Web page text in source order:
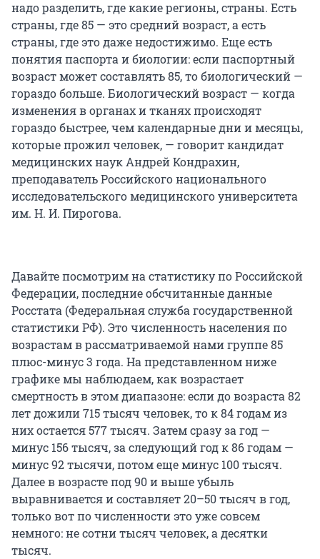
надо разделить, где какие регионы, страны. Есть
страны, где 85 — это средний возраст, а есть
страны, где это даже недостижимо. Еще есть
понятия паспорта и биологии: если паспортный
возраст может составлять 85, то биологический —
гораздо больше. Биологический возраст — когда
изменения в органах и тканях происходят
гораздо быстрее, чем календарные дни и месяцы,
которые прожил человек, — говорит кандидат
медицинских наук Андрей Кондрахин,
преподаватель Российского национального
исследовательского медицинского университета
им. Н. И. Пирогова.
Давайте посмотрим на статистику по Российской
Федерации, последние обсчитанные данные
Росстата (Федеральная служба государственной
статистики РФ). Это численность населения по
возрастам в рассматриваемой нами группе 85
плюс-минус 3 года. На представленном ниже
графике мы наблюдаем, как возрастает
смертность в этом диапазоне: если до возраста 82
лет дожили 715 тысяч человек, то к 84 годам из
них остается 577 тысяч. Затем сразу за год —
минус 156 тысяч, за следующий год к 86 годам —
минус 92 тысячи, потом еще минус 100 тысяч.
Далее в возрасте под 90 и выше убыль
выравнивается и составляет 20–50 тысяч в год,
только вот по численности это уже совсем
немного: не сотни тысяч человек, а десятки
тысяч.